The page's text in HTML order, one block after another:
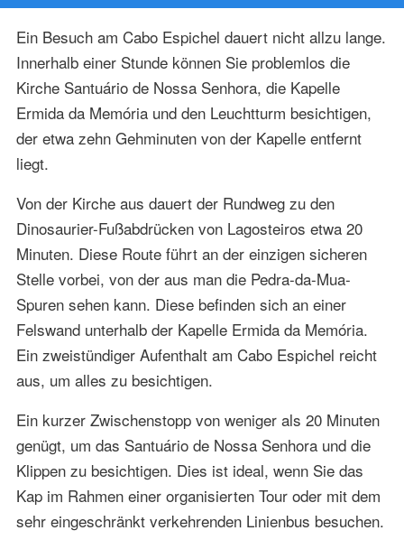
Ein Besuch am Cabo Espichel dauert nicht allzu lange.
Innerhalb einer Stunde können Sie problemlos die
Kirche Santuário de Nossa Senhora, die Kapelle
Ermida da Memória und den Leuchtturm besichtigen,
der etwa zehn Gehminuten von der Kapelle entfernt
liegt.
Von der Kirche aus dauert der Rundweg zu den
Dinosaurier-Fußabdrücken von Lagosteiros etwa 20
Minuten. Diese Route führt an der einzigen sicheren
Stelle vorbei, von der aus man die Pedra-da-Mua-
Spuren sehen kann. Diese befinden sich an einer
Felswand unterhalb der Kapelle Ermida da Memória.
Ein zweistündiger Aufenthalt am Cabo Espichel reicht
aus, um alles zu besichtigen.
Ein kurzer Zwischenstopp von weniger als 20 Minuten
genügt, um das Santuário de Nossa Senhora und die
Klippen zu besichtigen. Dies ist ideal, wenn Sie das
Kap im Rahmen einer organisierten Tour oder mit dem
sehr eingeschränkt verkehrenden Linienbus besuchen.